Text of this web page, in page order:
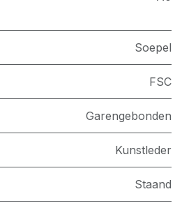
Soepel
FSC
Garengebonden
Kunstleder
Staand